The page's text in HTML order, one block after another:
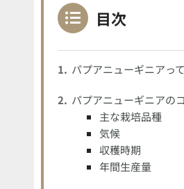
目次
パプアニューギニアっ
パプアニューギニアの
主な栽培品種
気候
収穫時期
年間生産量